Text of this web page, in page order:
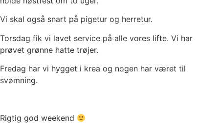
Vi skal også snart på pigetur og herretur.
Torsdag fik vi lavet service på alle vores lifte. Vi har
prøvet grønne hatte trøjer.
Fredag har vi hygget i krea og nogen har været til
svømning.
Rigtig god weekend